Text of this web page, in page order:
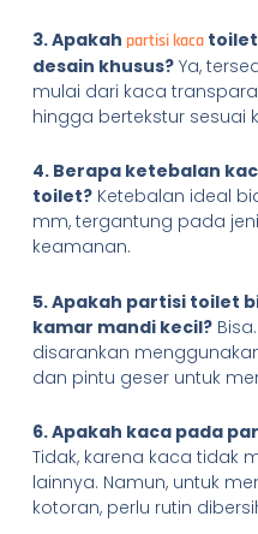
3. Apakah partisi kacatoilet
desain khusus?Ya,
mulai dari kaca
hingga bertekstur sesuai
4. Berapa ketebalan
toilet?Ketebalan ideal
mm, tergantung pada
keamanan.
5. Apakah partisi toilet
kamar mandi kecil?
disarankan
dan pintu geser untuk
6. Apakah kaca pada
Tidak, karena kaca tidak
lainnya. Namun, untuk
kotoran, perlu rutin